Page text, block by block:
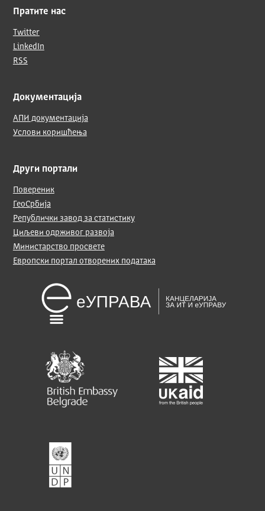
Пратите нас
Twitter
LinkedIn
RSS
Документација
АПИ документација
Услови коришћења
Други портали
Повереник
ГеоСрбија
Републички завод за статистику
Циљеви одрживог развоја
Министарство просвете
Европски портал отворених података